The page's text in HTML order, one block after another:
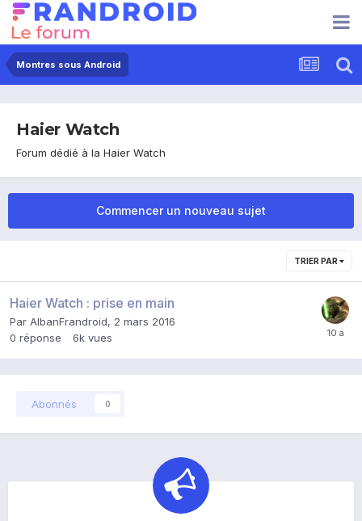
Montres sous Android
Haier Watch
Forum dédié à la Haier Watch
Commencer un nouveau sujet
TRIER PAR
Haier Watch : prise en main
Par AlbanFrandroid, 2 mars 2016
0 réponse 6k vues
Abonnés 0